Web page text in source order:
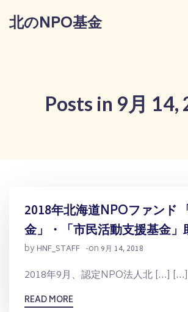
ス
キ
北のNPO基金
Posts in 9月 14,
2018年北海道NPOファンド
金」・「市民活動支援基金
byHNF_STAFF -on 9月 14, 2018
2018年9月、認定NPO法人北 […] […]
READ MORE